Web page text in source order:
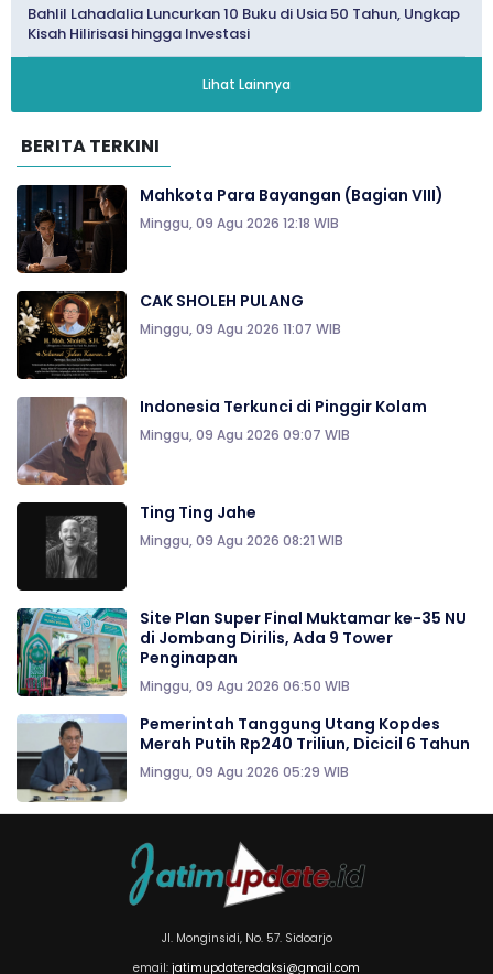
Bahlil Lahadalia Luncurkan 10 Buku di Usia 50 Tahun, Ungkap
Kisah Hilirisasi hingga Investasi
Lihat Lainnya
BERITA TERKINI
Mahkota Para Bayangan (Bagian VIII)
Minggu, 09 Agu 2026 12:18 WIB
CAK SHOLEH PULANG
Minggu, 09 Agu 2026 11:07 WIB
Indonesia Terkunci di Pinggir Kolam
Minggu, 09 Agu 2026 09:07 WIB
Ting Ting Jahe
Minggu, 09 Agu 2026 08:21 WIB
Site Plan Super Final Muktamar ke-35 NU
di Jombang Dirilis, Ada 9 Tower
Penginapan
Minggu, 09 Agu 2026 06:50 WIB
Pemerintah Tanggung Utang Kopdes
Merah Putih Rp240 Triliun, Dicicil 6 Tahun
Minggu, 09 Agu 2026 05:29 WIB
Jl. Monginsidi, No. 57. Sidoarjo
email: jatimupdateredaksi@gmail.com